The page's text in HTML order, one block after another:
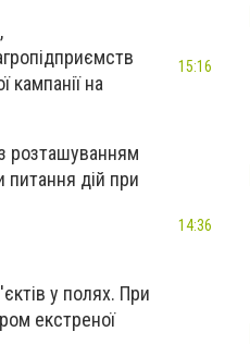
на
розташуванням
питання дій при
у полях. При
екстреної
15:16
14:36